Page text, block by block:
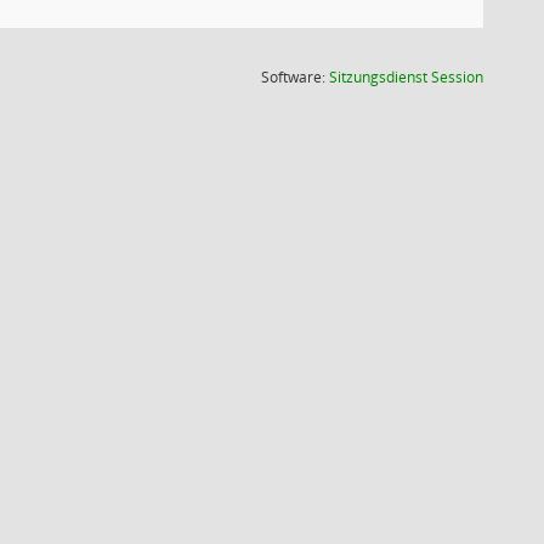
Software:SitzungsdienstSession(Wird in